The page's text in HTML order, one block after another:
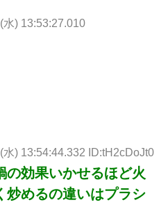
水) 13:53:27.010
水) 13:54:44.332 ID:tH2cDoJt0
の効果いかせるほど火
炒めるの違いはプラシ